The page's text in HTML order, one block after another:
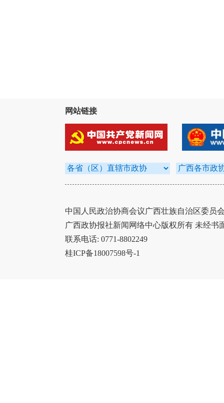
网站链接
中国人民政治协商会议广西壮族自治区委员
广西政协报社新闻网络中心版权所有 未经书
联系电话: 0771-8802249
桂ICP备18007598号-1